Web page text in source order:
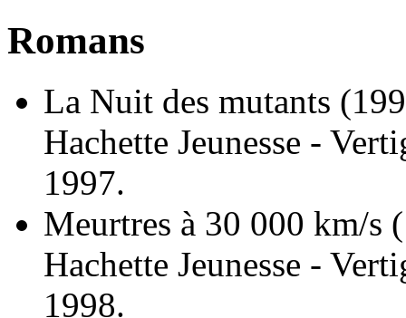
Romans
La Nuit des mutants
Hachette Jeunesse -
1997.
Meurtres à 30 000 km/s
Hachette Jeunesse -
1998.